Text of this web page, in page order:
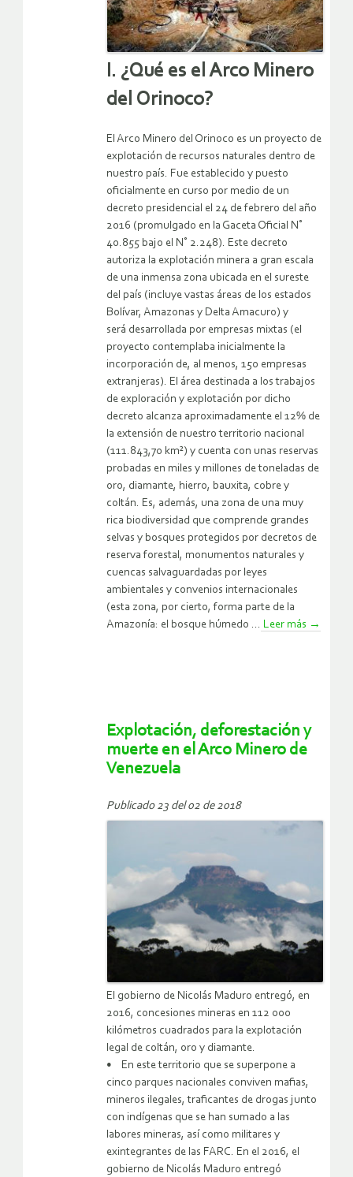
I. ¿Qué es el Arco Minero
del Orinoco?
El Arco Minero del Orinoco es un proyecto de
explotación de recursos naturales dentro de
nuestro país. Fue establecido y puesto
oficialmente en curso por medio de un
decreto presidencial el 24 de febrero del año
2016 (promulgado en la Gaceta Oficial N˚
40.855 bajo el N˚ 2.248). Este decreto
autoriza la explotación minera a gran escala
de una inmensa zona ubicada en el sureste
del país (incluye vastas áreas de los estados
Bolívar, Amazonas y Delta Amacuro) y
será desarrollada por empresas mixtas (el
proyecto contemplaba inicialmente la
incorporación de, al menos, 150 empresas
extranjeras). El área destinada a los trabajos
de exploración y explotación por dicho
decreto alcanza aproximadamente el 12% de
la extensión de nuestro territorio nacional
(111.843,70 km²) y cuenta con unas reservas
probadas en miles y millones de toneladas de
oro, diamante, hierro, bauxita, cobre y
coltán. Es, además, una zona de una muy
rica biodiversidad que comprende grandes
selvas y bosques protegidos por decretos de
reserva forestal, monumentos naturales y
cuencas salvaguardadas por leyes
ambientales y convenios internacionales
(esta zona, por cierto, forma parte de la
Amazonía: el bosque húmedo ... Leer más →
Explotación, deforestación y
muerte en el Arco Minero de
Venezuela
Publicado 23 del 02 de 2018
El gobierno de Nicolás Maduro entregó, en
2016, concesiones mineras en 112 000
kilómetros cuadrados para la explotación
legal de coltán, oro y diamante.
• En este territorio que se superpone a
cinco parques nacionales conviven mafias,
mineros ilegales, traficantes de drogas junto
con indígenas que se han sumado a las
labores mineras, así como militares y
exintegrantes de las FARC. En el 2016, el
gobierno de Nicolás Maduro entregó